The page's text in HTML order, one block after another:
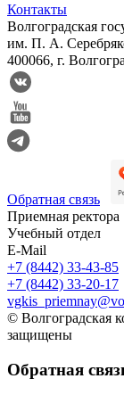
Контакты
Волгоградская
им. П. А.
400066, г.
Обратная связь
Приемная ректора
Учебный отдел
E-Mail
+7 (8442) 33-43-85
+7 (8442) 33-20-17
© Волгоградская
защищены
Обратная